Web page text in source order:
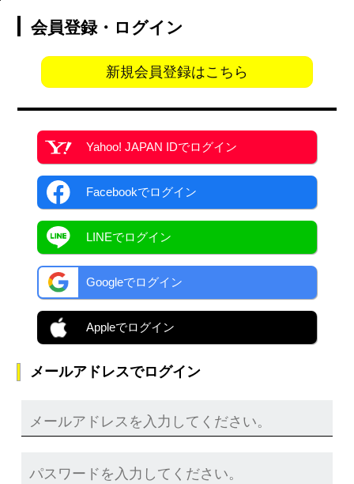
会員登録・ログイン
新規会員登録はこちら
Yahoo! JAPAN IDでログイン
Facebookでログイン
LINEでログイン
Googleでログイン
Appleでログイン
メールアドレスでログイン